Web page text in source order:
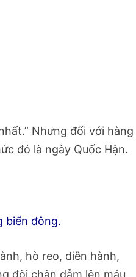
Nhưng đối với hàng
đó là ngày Quốc Hận.
biển đông.
hò reo, diễn hành,
đôi chân dẫm lên máu